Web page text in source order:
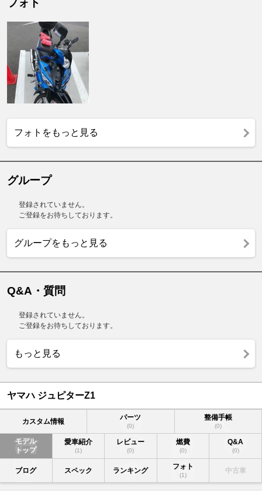
フォト
フォトをもっと見る
グループ
登録されていません。
ご登録をお待ちしております。
グループをもっと見る
Q&A・質問
登録されていません。
ご登録をお待ちしております。
もっと見る
ヤマハ ジュピターZ1
カスタム情報 パーツ
(0)
整備手帳
(0)
モデル
トップ
愛車紹介
(1)
レビュー
(0)
燃費
(0)
Q&A
(0)
ブログ スペック ランキング フォト
(1)
中古車